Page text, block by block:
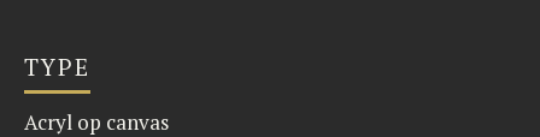
TYPE
Acryl op canvas